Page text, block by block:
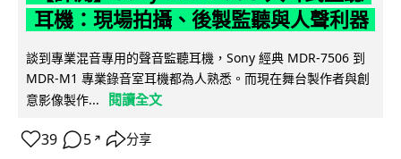
耳機：現場拍攝、後製監聽與人聲利器
談到專業混音專用的聲音監聽耳機，Sony 經典 MDR-7506 到
MDR-M1 專業錄音室耳機都為人熟悉。而現在舞台製作者與創
意影像製作...
閱讀全文
39 5 ↗ 分享